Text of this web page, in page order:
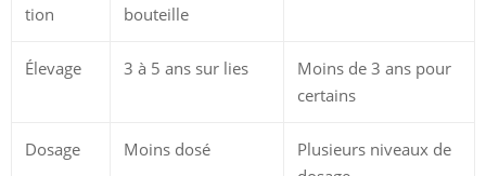
tion
bouteille
Élevage 3 à 5 ans sur lies
Moins de 3 ans pour
certains
Dosage Moins dosé
Plusieurs niveaux de